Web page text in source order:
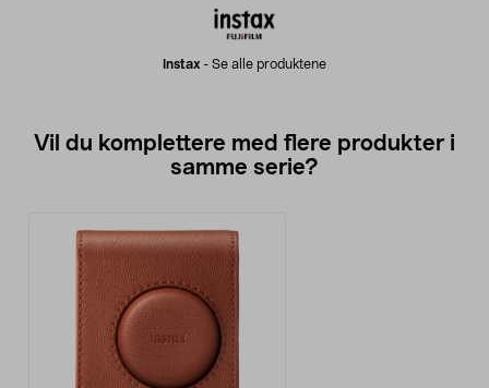
Instax - Se alle produktene
Vil du komplettere med flere produkter i
samme serie?